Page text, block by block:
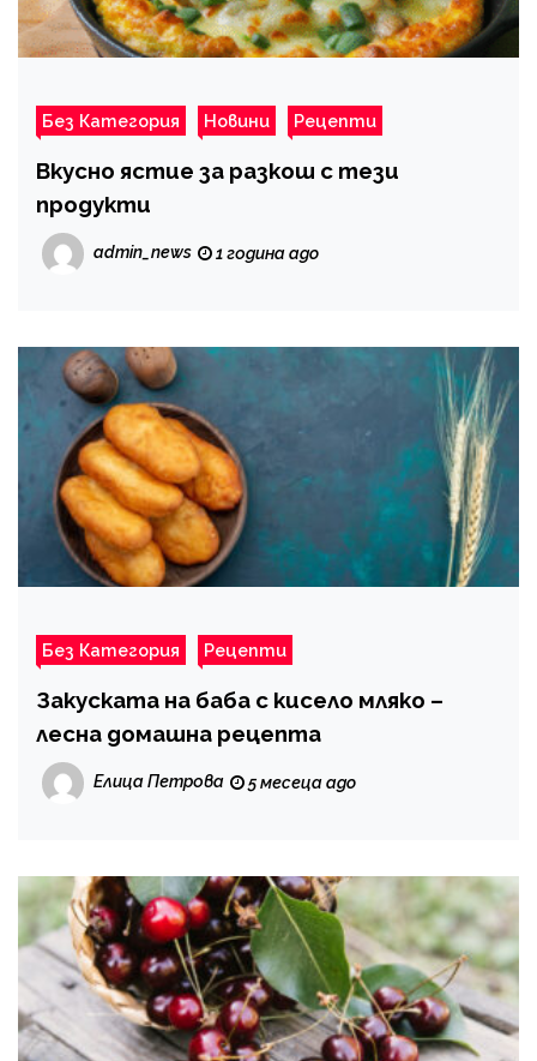
Без Категория Новини Рецепти
Вкусно ястие за разкош с тези
продукти
admin_news 1 година ago
Без Категория Рецепти
Закуската на баба с кисело мляко –
лесна домашна рецепта
Елица Петрова 5 месеца ago